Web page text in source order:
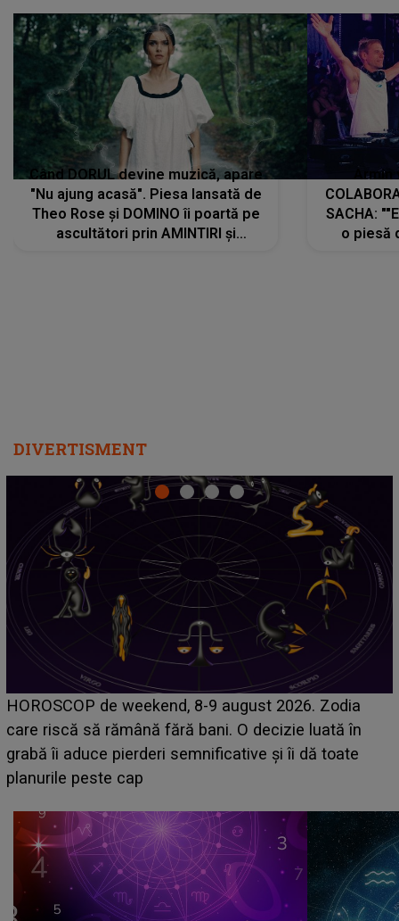
Când DORUL devine muzică, apare
"Nu ajung acasă". Piesa lansată de
Theo Rose și DOMINO îi poartă pe
ascultători prin AMINTIRI și
SACHA:
o piesă
DIVERTISMENT
Emanuel a ținut ACEST DETALIU ASCUNS până
acum! În fața Alexandrei, concurentul din Casa Iubirii
face o MĂRTURISIRE NEAȘTEPTATĂ despre mama
sa: "I-am spus și ei în față, eu nu te iubesc pentru